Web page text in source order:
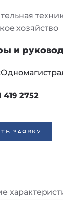
хозяйство
и
419 2752
ЗАЯВКУ